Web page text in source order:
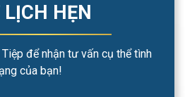
HẸN
Tiệp để nhận tư vấn cụ thể tình
của bạn!